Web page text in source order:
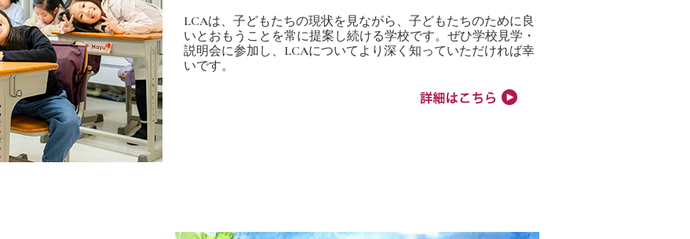
LCAは、子どもたちの現状を見ながら、子どもたちのために良
いとおもうことを常に提案し続ける学校です。ぜひ学校見学・
説明会に参加し、LCAについてより深く知っていただければ幸
いです。